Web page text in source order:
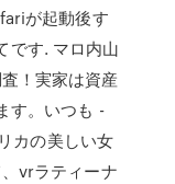
が起動後す
です. マロ内山
！実家は資産
す。いつも -
カの美しい女
vrラティーナ